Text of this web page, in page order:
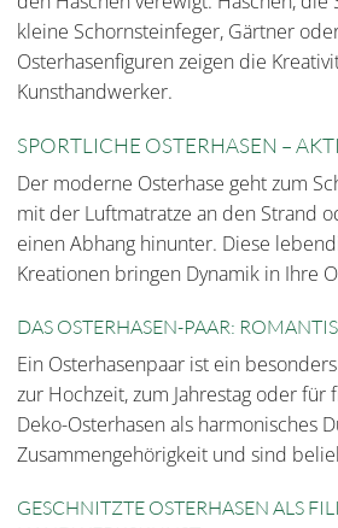
kleine Schornsteinfeger, Gärtner
Osterhasenfiguren zeigen die
Kunsthandwerker.
SPORTLICHE OSTERHASEN –
Der moderne Osterhase geht zum
mit der Luftmatratze an den Strand
einen Abhang hinunter. Diese
Kreationen bringen Dynamik in Ihre
DAS OSTERHASEN-PAAR:
Ein Osterhasenpaar ist ein
zur Hochzeit, zum Jahrestag oder für
Deko-Osterhasen als harmonisches
Zusammengehörigkeit und sind
GESCHNITZTE OSTERHASEN ALS